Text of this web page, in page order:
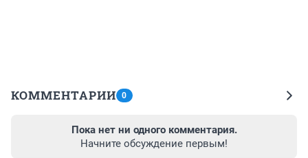
КОММЕНТАРИИ 0
Пока нет ни одного комментария.
Начните обсуждение первым!